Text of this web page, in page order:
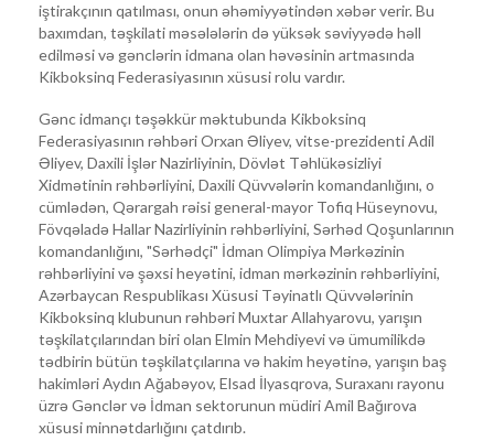
iştirakçının qatılması, onun əhəmiyyətindən xəbər verir. Bu
baxımdan, təşkilati məsələlərin də yüksək səviyyədə həll
edilməsi və gənclərin idmana olan həvəsinin artmasında
Kikboksinq Federasiyasının xüsusi rolu vardır.
Gənc idmançı təşəkkür məktubunda Kikboksinq
Federasiyasının rəhbəri Orxan Əliyev, vitse-prezidenti Adil
Əliyev, Daxili İşlər Nazirliyinin, Dövlət Təhlükəsizliyi
Xidmətinin rəhbərliyini, Daxili Qüvvələrin komandanlığını, o
cümlədən, Qərargah rəisi general-mayor Tofiq Hüseynovu,
Fövqəladə Hallar Nazirliyinin rəhbərliyini, Sərhəd Qoşunlarının
komandanlığını, "Sərhədçi" İdman Olimpiya Mərkəzinin
rəhbərliyini və şəxsi heyətini, idman mərkəzinin rəhbərliyini,
Azərbaycan Respublikası Xüsusi Təyinatlı Qüvvələrinin
Kikboksinq klubunun rəhbəri Muxtar Allahyarovu, yarışın
təşkilatçılarından biri olan Elmin Mehdiyevi və ümumilikdə
tədbirin bütün təşkilatçılarına və hakim heyətinə, yarışın baş
hakimləri Aydın Ağabəyov, Elsad İlyasqrova, Suraxanı rayonu
üzrə Gənclər və İdman sektorunun müdiri Amil Bağırova
xüsusi minnətdarlığını çatdırıb.